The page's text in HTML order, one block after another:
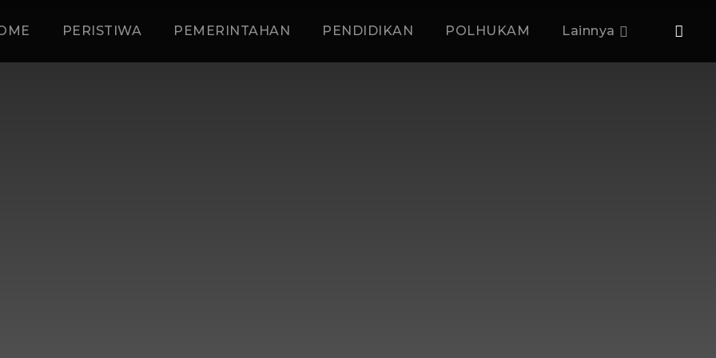
PERISTIWA PEMERINTAHAN PENDIDIKAN POLHUKAM Lainnya